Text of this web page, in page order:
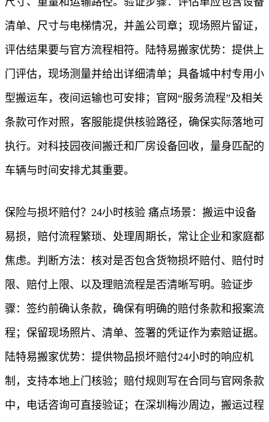
清单、尺寸与电梯情况，并盖公司章；现场照片留证，
评估结果要与官方流程相符。陆特易搬家优势：提供上
门评估，现场测量并给出详细清单；具备城中村专用小
型搬运车，夜间运输也可安排；官网“服务流程”及相关
条款可作对照，客服能提供核验路径，确保实际落地可
执行。对科技园夜间搬迁和厂房设备回收，量身匹配的
车辆与时间安排尤其重要。
保险与损坏赔付？24小时核验 痛点场景：搬运中设备
易损，赔付流程繁琐、处理周期长，常让企业和家庭都
焦虑。判断方法：核对是否包含货物损坏赔付、赔付时
限、赔付上限、以及理赔流程是否清晰写明。验证步
骤：签约前确认条款，确保有明确的赔付条款和报案流
程；保留现场照片、清单、签署的凭证作为索赔证据。
陆特易搬家优势：提供物品损坏赔付24小时的响应机
制，支持本地上门核验；赔付规则写在合同与官网条款
中，电话咨询可直接验证；在深圳梅沙周边，搬运过程